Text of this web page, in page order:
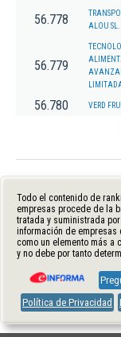
56.778
ALOU SL.
56.779
56.780 VERD
Todo el contenido de
empresas procede de la
tratada y suministrada por
información de empresas
como un elemento más a
y no debe por tanto
Política de Privacidad